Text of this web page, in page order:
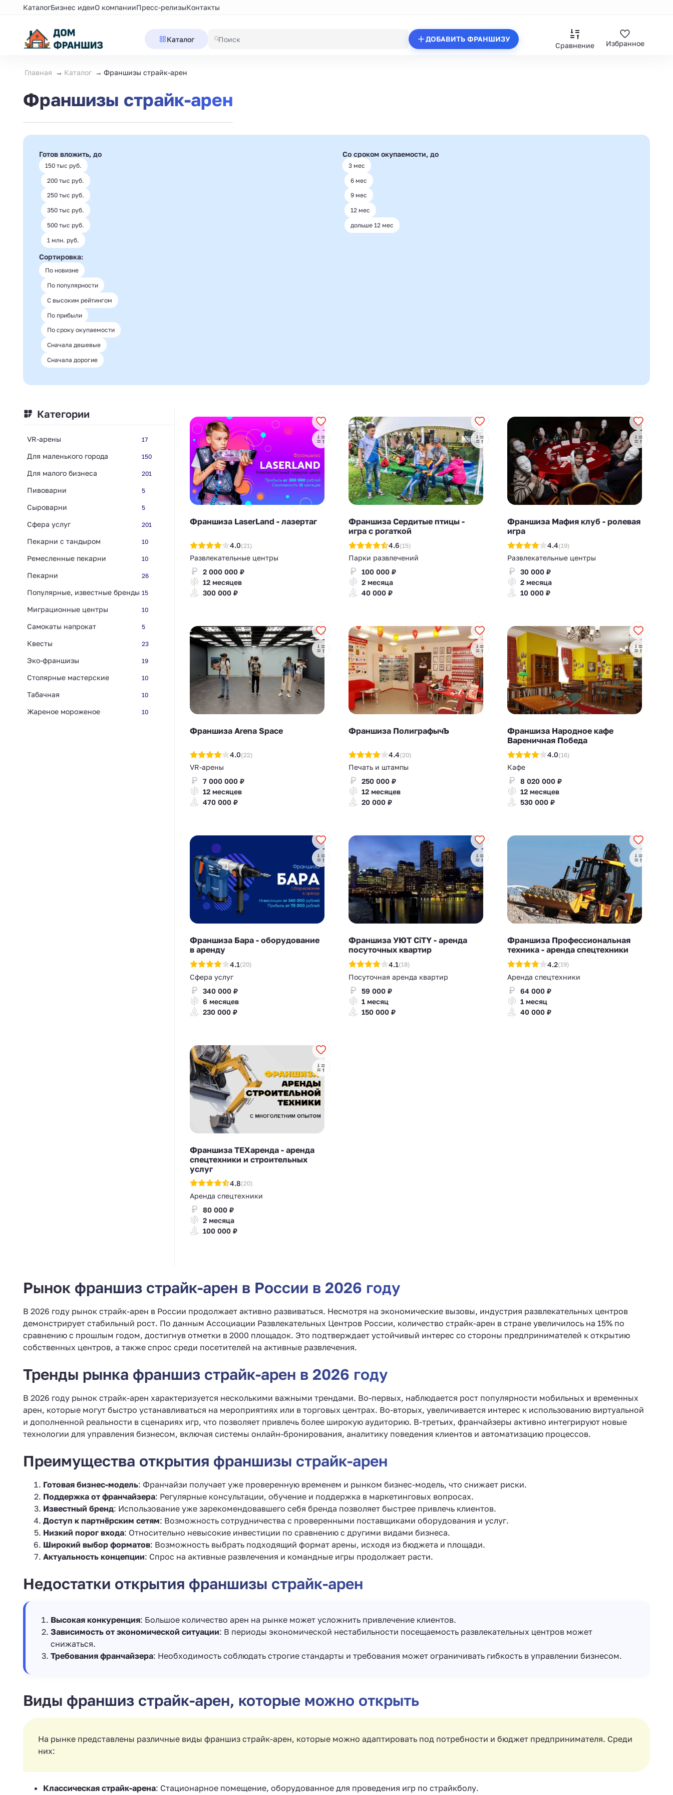
КаталогБизнес идеиО компанииПресс-релизыКонтакты
Каталог ДОБАВИТЬ ФРАНШИЗУ
Сравнение Избранное
Главная Каталог Франшизы страйк-арен
Франшизы страйк-арен
Готов вложить, до
150 тыс руб.
200 тыс руб.
250 тыс руб.
350 тыс руб.
500 тыс руб.
1 млн. руб.
Со сроком окупаемости, до
3 мес
6 мес
9 мес
12 мес
дольше 12 мес
Сортировка:
По новизне
По популярности
С высоким рейтингом
По прибыли
По сроку окупаемости
Сначала дешевые
Сначала дорогие
Категории
VR-арены 17
Для маленького города 150
Для малого бизнеса 201
Пивоварни 5
Сыроварни 5
Сфера услуг 201
Пекарни с тандыром 10
Ремесленные пекарни 10
Пекарни 26
Популярные, известные бренды 15
Миграционные центры 10
Самокаты напрокат 5
Квесты 23
Эко-франшизы 19
Столярные мастерские 10
Табачная 10
Жареное мороженое 10
Франшиза LaserLand - лазертаг
4.0(21)
Развлекательные центры
2 000 000 ₽
12 месяцев
300 000 ₽
Франшиза Сердитые птицы -
игра с рогаткой
4.6(15)
Парки развлечений
100 000 ₽
2 месяца
40 000 ₽
Франшиза Мафия клуб - ролевая
игра
4.4(19)
Развлекательные центры
30 000 ₽
2 месяца
10 000 ₽
Франшиза Arena Space
4.0(22)
VR-арены
7 000 000 ₽
12 месяцев
470 000 ₽
Франшиза ПолиграфычЪ
4.4(20)
Печать и штампы
250 000 ₽
12 месяцев
20 000 ₽
Франшиза Народное кафе
Вареничная Победа
4.0(16)
Кафе
8 020 000 ₽
12 месяцев
530 000 ₽
Франшиза Бара - оборудование
в аренду
4.1(20)
Сфера услуг
340 000 ₽
6 месяцев
230 000 ₽
Франшиза УЮТ CiTY - аренда
посуточных квартир
4.1(18)
Посуточная аренда квартир
59 000 ₽
1 месяц
150 000 ₽
Франшиза Профессиональная
техника - аренда спецтехники
4.2(19)
Аренда спецтехники
64 000 ₽
1 месяц
40 000 ₽
Франшиза ТЕХаренда - аренда
спецтехники и строительных
услуг
4.8(20)
Аренда спецтехники
80 000 ₽
2 месяца
100 000 ₽
Рынок франшиз страйк-арен в России в 2026 году
В 2026 году рынок страйк-арен в России продолжает активно развиваться. Несмотря на экономические вызовы, индустрия развлекательных центров
демонстрирует стабильный рост. По данным Ассоциации Развлекательных Центров России, количество страйк-арен в стране увеличилось на 15% по
сравнению с прошлым годом, достигнув отметки в 2000 площадок. Это подтверждает устойчивый интерес со стороны предпринимателей к открытию
собственных центров, а также спрос среди посетителей на активные развлечения.
Тренды рынка франшиз страйк-арен в 2026 году
В 2026 году рынок страйк-арен характеризуется несколькими важными трендами. Во-первых, наблюдается рост популярности мобильных и временных
арен, которые могут быстро устанавливаться на мероприятиях или в торговых центрах. Во-вторых, увеличивается интерес к использованию виртуальной
и дополненной реальности в сценариях игр, что позволяет привлечь более широкую аудиторию. В-третьих, франчайзеры активно интегрируют новые
технологии для управления бизнесом, включая системы онлайн-бронирования, аналитику поведения клиентов и автоматизацию процессов.
Преимущества открытия франшизы страйк-арен
Готовая бизнес-модель: Франчайзи получает уже проверенную временем и рынком бизнес-модель, что снижает риски.
Поддержка от франчайзера: Регулярные консультации, обучение и поддержка в маркетинговых вопросах.
Известный бренд: Использование уже зарекомендовавшего себя бренда позволяет быстрее привлечь клиентов.
Доступ к партнёрским сетям: Возможность сотрудничества с проверенными поставщиками оборудования и услуг.
Низкий порог входа: Относительно невысокие инвестиции по сравнению с другими видами бизнеса.
Широкий выбор форматов: Возможность выбрать подходящий формат арены, исходя из бюджета и площади.
Актуальность концепции: Спрос на активные развлечения и командные игры продолжает расти.
Недостатки открытия франшизы страйк-арен
Высокая конкуренция: Большое количество арен на рынке может усложнить привлечение клиентов.
Зависимость от экономической ситуации: В периоды экономической нестабильности посещаемость развлекательных центров может
снижаться.
Требования франчайзера: Необходимость соблюдать строгие стандарты и требования может ограничивать гибкость в управлении бизнесом.
Виды франшиз страйк-арен, которые можно открыть
На рынке представлены различные виды франшиз страйк-арен, которые можно адаптировать под потребности и бюджет предпринимателя. Среди
них:
Классическая страйк-арена: Стационарное помещение, оборудованное для проведения игр по страйкболу.